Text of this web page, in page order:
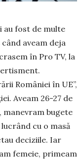
au fost de multe
aveam deja
în Pro TV, la
României în UE”,
Aveam 26-27 de
manevram bugete
cu o masă
deci­ziile. Iar
femeie, pri­meam